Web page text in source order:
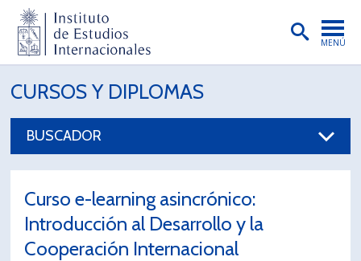
MENÚ
PORTADA
INSTITUTO
INVESTIGACIÓN
EXTENSIÓN
CURSOS Y DIPLOMAS
BUSCADOR
Curso e-learning asincrónico:
Introducción al Desarrollo y la
Cooperación Internacional